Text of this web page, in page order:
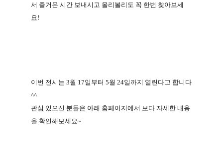
서 즐거운 시간 보내시고 올리볼리도 꼭 한번 찾아보세
요 !
이번 전시는 3월 17일부터 5월 24일까지 열린다고 합니다
^^
관심 있으신 분들은 아래 홈페이지에서 보다 자세한 내용
을 확인해보세요~